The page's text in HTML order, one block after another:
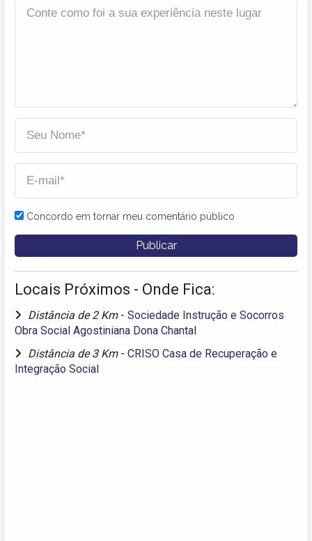
Concordo em tornar meu comentário público
Locais Próximos - Onde Fica:
Distância de 2 Km - Sociedade Instrução e Socorros
Obra Social Agostiniana Dona Chantal
Distância de 3 Km - CRISO Casa de Recuperação e
Integração Social